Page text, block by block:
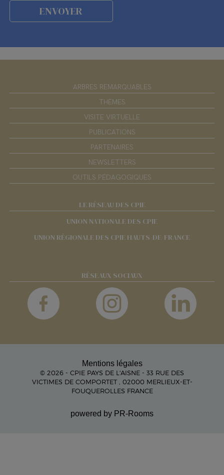
ARBRES REMARQUABLES
THÈMES
VISITE VIRTUELLE
PUBLICATIONS
PARTENAIRES
NEWSLETTERS
OUTILS PÉDAGOGIQUES
LE RÉSEAU DES CPIE
UNION NATIONALE DES CPIE
UNION RÉGIONALE DES CPIE HAUTS-DE-FRANCE
RÉSEAUX SOCIAUX
Mentions légales
© 2026 - CPIE PAYS DE L'AISNE - 33 RUE DES
VICTIMES DE COMPORTET , 02000 MERLIEUX-ET-
FOUQUEROLLES FRANCE
powered by PR-Rooms